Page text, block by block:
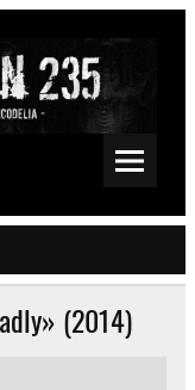
Fuzz, Space, Drone
(2014)